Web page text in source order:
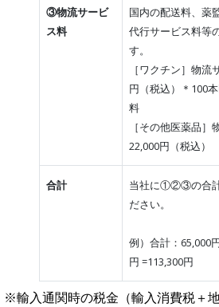
③物流サービ
ス料
国内の配送料、薬
代行サービス料等
す。
［ワクチン］物流
円（税込）＊100
料
［その他医薬品］
22,000円（税込）
合計
当社に①②③の合計
ださい。
例）合計：65,000
円 =113,300円
※輸入通関時の税金（輸入消費税＋